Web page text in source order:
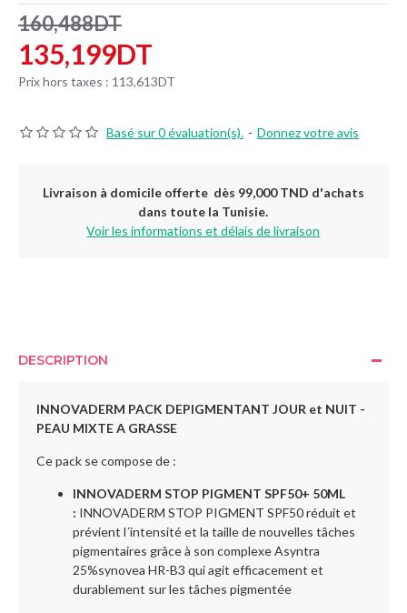
Basé sur 0 évaluation(s). - Donnez votre avis
135,199DT
160,488DT
Prix hors taxes : 113,613DT
Livraison à domicile offerte dès 99,000 TND d'achats
dans toute la Tunisie.
Voir les informations et délais de livraison
DESCRIPTION
INNOVADERM PACK DEPIGMENTANT JOUR et NUIT -
PEAU MIXTE A GRASSE
Ce pack se compose de :
INNOVADERM STOP PIGMENT SPF50+ 50ML
: INNOVADERM STOP PIGMENT SPF50 réduit et
prévient l´intensité et la taille de nouvelles tâches
pigmentaires grâce à son complexe Asyntra
25%synovea HR-B3 qui agit efficacement et
durablement sur les tâches pigmentée